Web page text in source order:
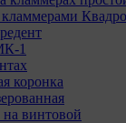
1
коронка
на винтовой